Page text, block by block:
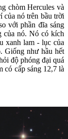
chòm Hercules và
của nó trên bầu trời
với phần đĩa sáng
của nó. Nó có kích
xanh lam - lục của
Giống như hầu hết
độ phóng đại quá
có cấp sáng 12,7 là